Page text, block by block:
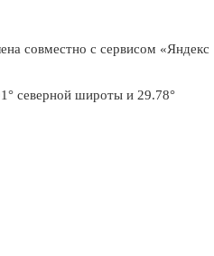
совместно с сервисом «Яндекс
северной широты и 29.78°